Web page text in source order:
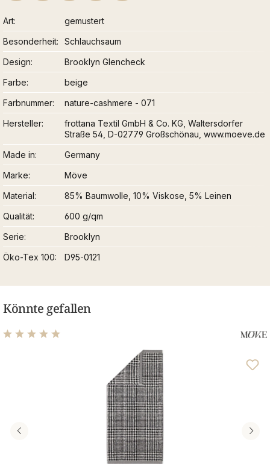
Art
gemustert
Besonderheit
Schlauchsaum
Design
Brooklyn Glencheck
Farbe
beige
Farbnummer
nature-cashmere - 071
Hersteller
frottana Textil GmbH & Co. KG, Waltersdorfer
Straße 54, D-02779 Großschönau, www.moeve.de
Made in
Germany
Marke
Möve
Material
85% Baumwolle, 10% Viskose, 5% Leinen
Qualität
600 g/qm
Serie
Brooklyn
Öko-Tex 100
D95-0121
Könnte gefallen
Durchschnittliche Bewertung von 5 von 5 Sternen